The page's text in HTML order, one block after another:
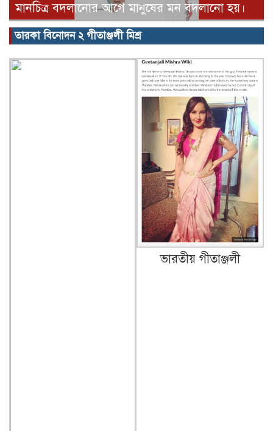
মানচিত্র বদলানোর আগে মানুষের মন বদলানো হয়।
তারকা বিনোদন ২ গীতাঞ্জলী মিশ্র
ভারতীয় গীতাঞ্জলী